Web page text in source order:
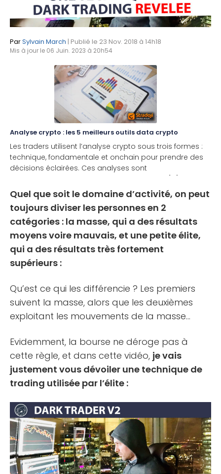
ParSylvain March | Publié le 23 Nov. 2018 à 14h18
Mis à jour le 06 Juin. 2023 à 20h54
Analyse crypto : les 5 meilleurs outils data crypto
Les traders utilisent l’analyse crypto sous trois formes :
technique, fondamentale et onchain pour prendre des
décisions éclairées. Ces analyses sont
complémentaires. Voici les 5 meilleurs outils [...]
Quel que soit le domaine d’activité, on peut
toujours diviser les personnes en 2
catégories : la masse, qui a des résultats
moyens voire mauvais, et une petite élite,
qui a des résultats très fortement
supérieurs :
Qu’est ce qui les différencie ? Les premiers
suivent la masse, alors que les deuxièmes
exploitant les mouvements de la masse…
Evidemment, la bourse ne déroge pas à
cette règle, et dans cette vidéo, je vais
justement vous dévoiler une technique de
trading utilisée par l’élite :